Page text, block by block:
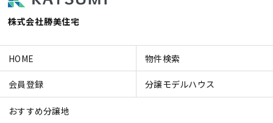
株式会社勝美住宅
HOME 物件検索
会員登録 分譲モデルハウス
おすすめ分譲地